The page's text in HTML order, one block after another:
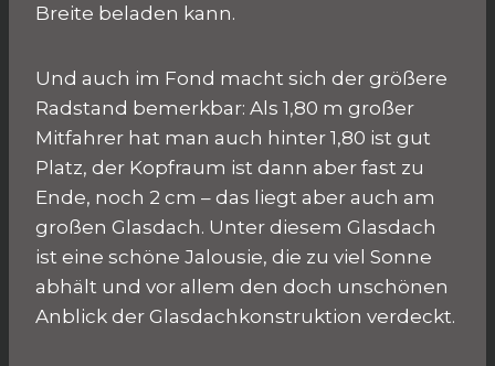
Breite beladen kann.
Und auch im Fond macht sich der größere
Radstand bemerkbar: Als 1,80 m großer
Mitfahrer hat man auch hinter 1,80 ist gut
Platz, der Kopfraum ist dann aber fast zu
Ende, noch 2 cm – das liegt aber auch am
großen Glasdach. Unter diesem Glasdach
ist eine schöne Jalousie, die zu viel Sonne
abhält und vor allem den doch unschönen
Anblick der Glasdachkonstruktion verdeckt.